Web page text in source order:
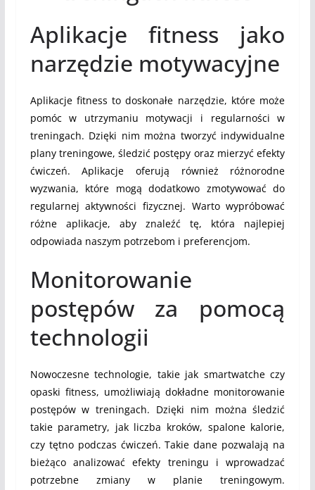
Aplikacje fitness jako
narzędzie motywacyjne
Aplikacje fitness to doskonałe narzędzie, które może
pomóc w utrzymaniu motywacji i regularności w
treningach. Dzięki nim można tworzyć indywidualne
plany treningowe, śledzić postępy oraz mierzyć efekty
ćwiczeń. Aplikacje oferują również różnorodne
wyzwania, które mogą dodatkowo zmotywować do
regularnej aktywności fizycznej. Warto wypróbować
różne aplikacje, aby znaleźć tę, która najlepiej
odpowiada naszym potrzebom i preferencjom.
Monitorowanie
postępów za pomocą
technologii
Nowoczesne technologie, takie jak smartwatche czy
opaski fitness, umożliwiają dokładne monitorowanie
postępów w treningach. Dzięki nim można śledzić
takie parametry, jak liczba kroków, spalone kalorie,
czy tętno podczas ćwiczeń. Takie dane pozwalają na
bieżąco analizować efekty treningu i wprowadzać
potrzebne zmiany w planie treningowym.